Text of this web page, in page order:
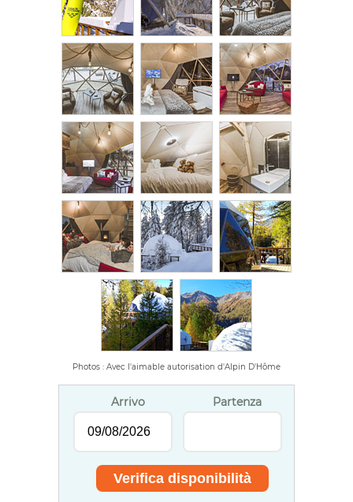
Photos : Avec l'aimable autorisation d'Alpin D'Hôme
Arrivo Partenza